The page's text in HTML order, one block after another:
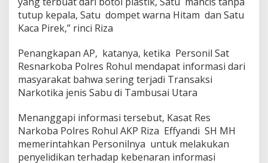
tutup kepala, Satu dompet warna Hitam dan Satu
Kaca Pirek,” rinci Riza
Penangkapan AP, katanya, ketika Personil Sat
Resnarkoba Polres Rohul mendapat informasi dari
masyarakat bahwa sering terjadi Transaksi
Narkotika jenis Sabu di Tambusai Utara
Menanggapi informasi tersebut, Kasat Res
Narkoba Polres Rohul AKP Riza Effyandi SH MH
memerintahkan Personilnya untuk melakukan
penyelidikan terhadap kebenaran informasi